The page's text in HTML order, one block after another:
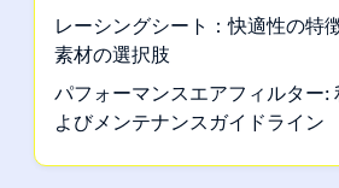
レーシングシート：快適性の特
素材の選択肢
パフォーマンスエアフィルター:
よびメンテナンスガイドライン